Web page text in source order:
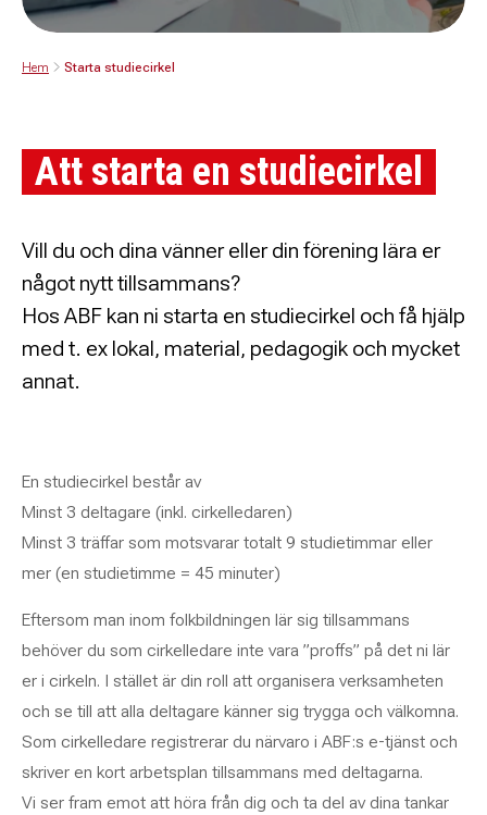
Hem Starta studiecirkel
Att starta en studiecirkel
Vill du och dina vänner eller din förening lära er
något nytt tillsammans?
Hos ABF kan ni starta en studiecirkel och få hjälp
med t. ex lokal, material, pedagogik och mycket
annat.
En studiecirkel består av
Minst 3 deltagare (inkl. cirkelledaren)
Minst 3 träffar som motsvarar totalt 9 studietimmar eller
mer (en studietimme = 45 minuter)
Eftersom man inom folkbildningen lär sig tillsammans
behöver du som cirkelledare inte vara ”proffs” på det ni lär
er i cirkeln. I stället är din roll att organisera verksamheten
och se till att alla deltagare känner sig trygga och välkomna.
Som cirkelledare registrerar du närvaro i ABF:s e-tjänst och
skriver en kort arbetsplan tillsammans med deltagarna.
Vi ser fram emot att höra från dig och ta del av dina tankar